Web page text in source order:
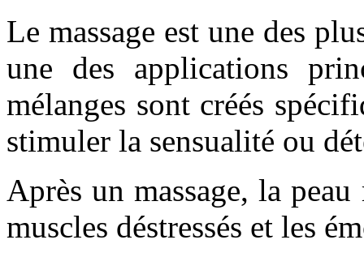
Le massage est une des
une des applications
mélanges sont créés
stimuler la sensualité ou
Après un massage, la
muscles déstressés et les